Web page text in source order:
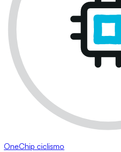
OneChip ciclismo